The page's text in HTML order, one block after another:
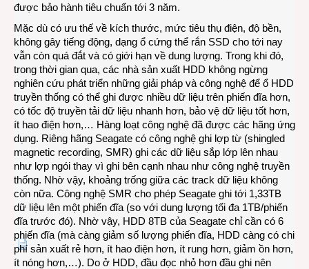
được bảo hành tiêu chuẩn tới 3 năm.
Mặc dù có ưu thế về kích thước, mức tiêu thụ điện, độ bền,
không gây tiếng động, dạng ổ cứng thể rắn SSD cho tới nay
vẫn còn quá đắt và có giới hạn về dung lượng. Trong khi đó,
trong thời gian qua, các nhà sản xuất HDD không ngừng
nghiên cứu phát triển những giải pháp và công nghệ để ổ HDD
truyền thống có thể ghi được nhiều dữ liệu trên phiến đĩa hơn,
có tốc độ truyền tải dữ liệu nhanh hơn, bảo vệ dữ liệu tốt hơn,
ít hao điện hơn,… Hàng loạt công nghệ đã được các hãng ứng
dụng. Riêng hãng Seagate có công nghệ ghi lợp từ (shingled
magnetic recording, SMR) ghi các dữ liệu sắp lớp lên nhau
như lợp ngói thay vì ghi bên cạnh nhau như công nghệ truyền
thống. Nhờ vậy, khoảng trống giữa các track dữ liệu không
còn nữa. Công nghệ SMR cho phép Seagate ghi tới 1,33TB
dữ liệu lên một phiến đĩa (so với dung lượng tối đa 1TB/phiến
đĩa trước đó). Nhờ vậy, HDD 8TB của Seagate chỉ cần có 6
phiến đĩa (mà càng giảm số lượng phiến đĩa, HDD càng có chi
phí sản xuất rẻ hơn, ít hao điện hơn, ít rung hơn, giảm ồn hơn,
ít nóng hơn,…). Do ở HDD, đầu đọc nhỏ hơn đầu ghi nên